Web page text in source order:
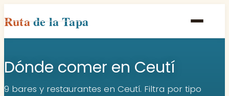
Rutade la Tapa
Inicio
Poblaciones
Rutas
Dónde comer en Ceutí
9 bares y restaurantes en Ceutí. Filtra por tipo